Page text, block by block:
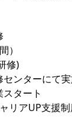
）
修)
センターにて実
タート
リアUP支援